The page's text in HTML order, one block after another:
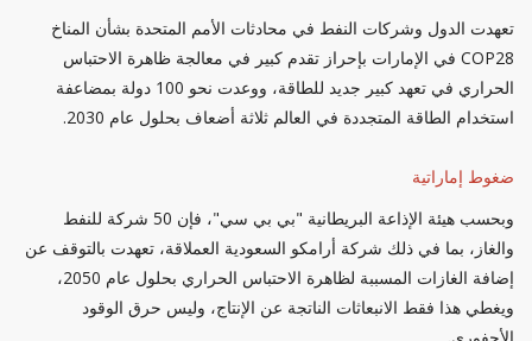
تعهدت الدول وشركات النفط في محادثات الأمم المتحدة بشأن المناخ
COP28 في الإمارات بإحراز تقدم كبير في معالجة ظاهرة الاحتباس
الحراري في تعهد كبير جديد للطاقة، ووعدت نحو 100 دولة بمضاعفة
استخدام الطاقة المتجددة في العالم ثلاثة أضعاف بحلول عام 2030.
ضغوط إماراتية
وبحسب هيئة الإذاعة البريطانية "بي بي سي"، فإن 50 شركة للنفط
والغاز، بما في ذلك شركة أرامكو السعودية العملاقة، تعهدت بالتوقف عن
إضافة الغازات المسببة لظاهرة الاحتباس الحراري بحلول عام 2050،
ويغطي هذا فقط الانبعاثات الناتجة عن الإنتاج، وليس حرق الوقود